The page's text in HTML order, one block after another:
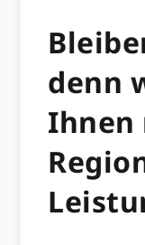
denn
Ihnen